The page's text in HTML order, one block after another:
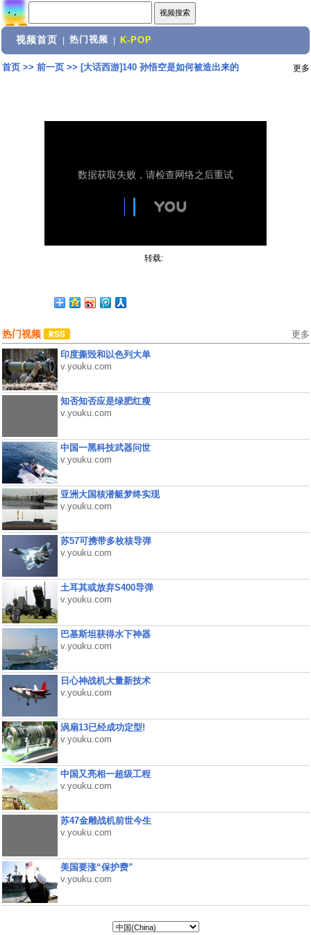
视频首页 热门视频 K-POP
首页>> 前一页>> [大话西游]140 孙悟空是如何被造出来的 更多
转载:
热门视频 更多
印度撕毁和以色列大单
v.youku.com
知否知否应是绿肥红瘦
v.youku.com
中国一黑科技武器问世
v.youku.com
亚洲大国核潜艇梦终实现
v.youku.com
苏57可携带多枚核导弹
v.youku.com
土耳其或放弃S400导弹
v.youku.com
巴基斯坦获得水下神器
v.youku.com
日心神战机大量新技术
v.youku.com
涡扇13已经成功定型!
v.youku.com
中国又亮相一超级工程
v.youku.com
苏47金雕战机前世今生
v.youku.com
美国要涨“保护费”
v.youku.com